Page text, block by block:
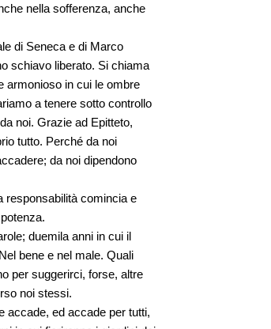
nella sofferenza, anche
di Seneca e di Marco
schiavo liberato. Si chiama
armonioso in cui le ombre
a tenere sotto controllo
noi. Grazie ad Epitteto,
tutto. Perché da noi
da noi dipendono
responsabilità comincia e
duemila anni in cui il
bene e nel male. Quali
per suggerirci, forse, altre
noi stessi.
accade, ed accade per tutti,